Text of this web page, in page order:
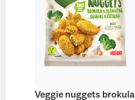
Veggie nuggets brokula